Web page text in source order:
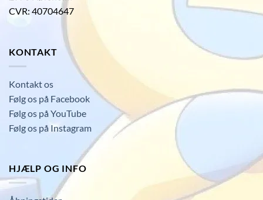
CVR: 40704647
KONTAKT
Kontakt os
Følg os på Facebook
Følg os på YouTube
Følg os på Instagram
HJÆLP OG INFO